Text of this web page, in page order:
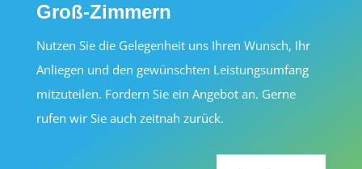
Groß-Zimmern
Nutzen Sie die Gelegenheit uns Ihren Wunsch, Ihr
Anliegen und den gewünschten Leistungsumfang
mitzuteilen. Fordern Sie ein Angebot an. Gerne
rufen wir Sie auch zeitnah zurück.